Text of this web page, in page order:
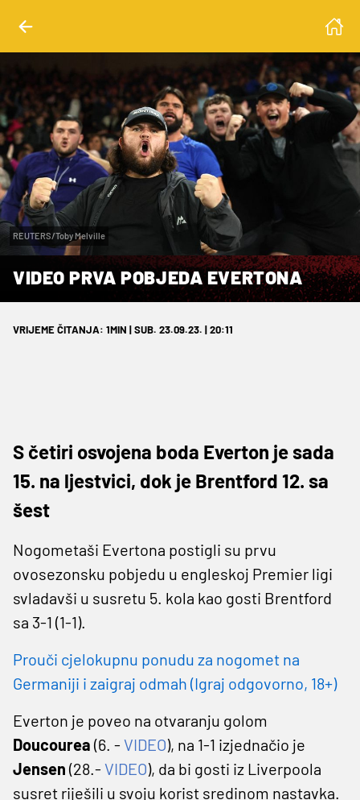
REUTERS/Toby Melville
VIDEO PRVA POBJEDA EVERTONA
VRIJEME ČITANJA: 1MIN | SUB. 23.09.23. | 20:11
S četiri osvojena boda Everton je sada
15. na ljestvici, dok je Brentford 12. sa
šest
Nogometaši Evertona postigli su prvu
ovosezonsku pobjedu u engleskoj Premier ligi
svladavši u susretu 5. kola kao gosti Brentford
sa 3-1 (1-1).
Prouči cjelokupnu ponudu za nogomet na
Germaniji i zaigraj odmah (Igraj odgovorno, 18+)
Everton je poveo na otvaranju golom
Doucourea (6. - VIDEO), na 1-1 izjednačio je
Jensen (28.- VIDEO), da bi gosti iz Liverpoola
susret riješili u svoju korist sredinom nastavka.